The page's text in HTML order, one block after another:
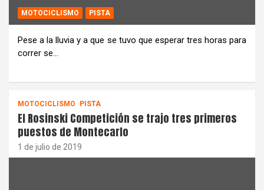
MOTOCICLISMO PISTA
Pese a la lluvia y a que se tuvo que esperar tres horas para
correr se…
MOTOCICLISMO PISTA
El Rosinski Competición se trajo tres primeros
puestos de Montecarlo
1 de julio de 2019